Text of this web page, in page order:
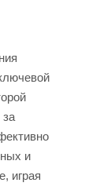
и
играя